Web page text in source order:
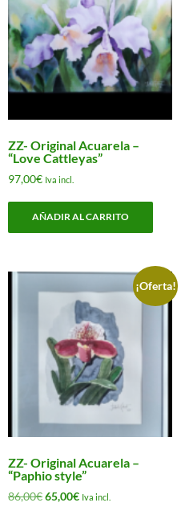
ZZ- Original Acuarela –
“Love Cattleyas”
97,00€ Iva incl.
AÑADIR AL CARRITO
¡Oferta!
ZZ- Original Acuarela –
“Paphio style”
86,00€El
65,00€ElIva incl.